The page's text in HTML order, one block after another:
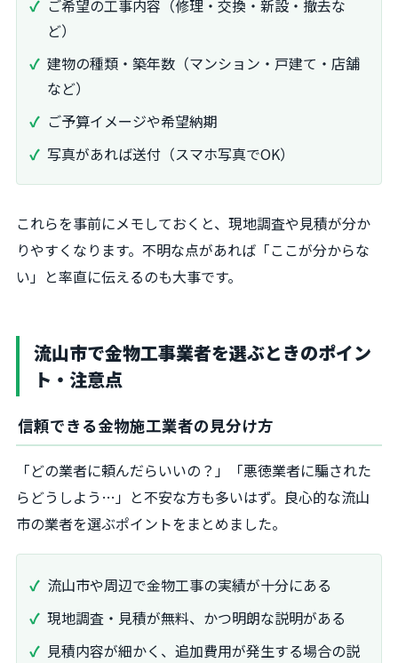
ご希望の工事内容（修理・交換・新設・撤去な
ど）
建物の種類・築年数（マンション・戸建て・店舗
など）
ご予算イメージや希望納期
写真があれば送付（スマホ写真でOK）
これらを事前にメモしておくと、現地調査や見積が分か
りやすくなります。不明な点があれば「ここが分からな
い」と率直に伝えるのも大事です。
流山市で金物工事業者を選ぶときのポイン
ト・注意点
信頼できる金物施工業者の見分け方
「どの業者に頼んだらいいの？」「悪徳業者に騙された
らどうしよう…」と不安な方も多いはず。良心的な流山
市の業者を選ぶポイントをまとめました。
流山市や周辺で金物工事の実績が十分にある
現地調査・見積が無料、かつ明朗な説明がある
見積内容が細かく、追加費用が発生する場合の説